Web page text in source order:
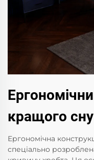
кращого сну
Ергономічна
спеціально